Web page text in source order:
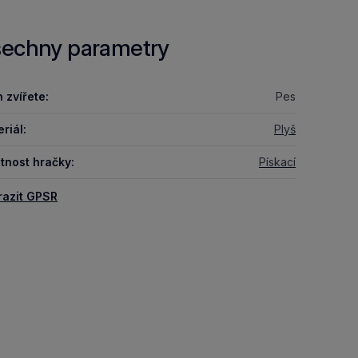
parametry
zvířete: Pes
Plyš
hračky: Pískací
GPSR